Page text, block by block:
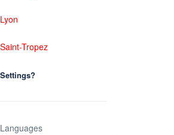
Lyon
Saint-Tropez
Settings?
Languages